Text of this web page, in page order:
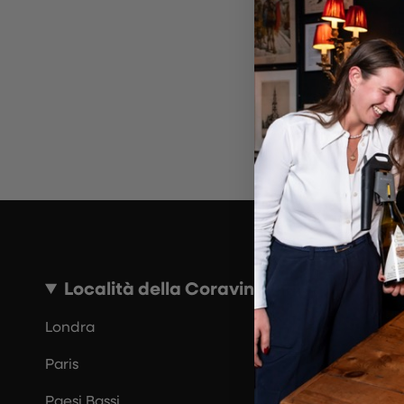
~10 MINUTI
Località della Coravin Guide
Londra
Paris
Paesi Bassi